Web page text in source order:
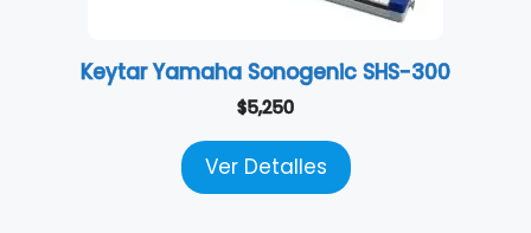
Keytar Yamaha Sonogenic SHS-300
$5,250
Ver Detalles